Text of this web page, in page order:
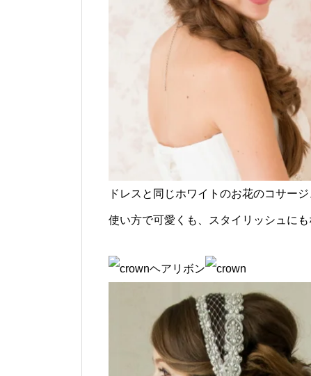
ドレスと同じホワイトのお花のコサー
使い方で可愛くも、スタイリッシュに
ヘアリボン